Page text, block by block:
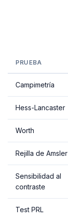
PRUEBA
Campimetría
Hess-Lancaster
Worth
Rejilla de Amsler
Sensibilidad al
contraste
Test PRL